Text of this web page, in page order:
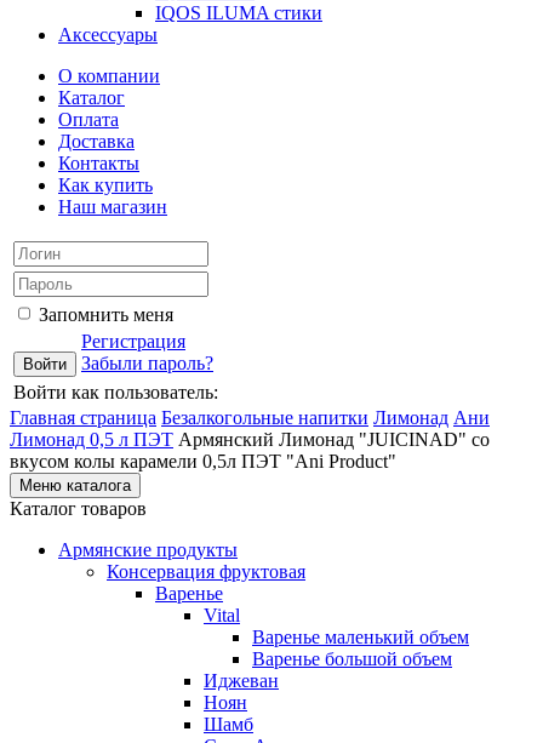
IQOS ILUMA стики
Аксессуары
О компании
Каталог
Оплата
Доставка
Контакты
Как купить
Наш магазин
Запомнить меня
Регистрация
Забыли пароль?
Войти как пользователь:
Главная страница Безалкогольные напитки Лимонад Ани
Лимонад 0,5 л ПЭТ Армянский Лимонад "JUICINAD" со
вкусом колы карамели 0,5л ПЭТ "Ani Product"
Меню каталога
Каталог товаров
Армянские продукты
Консервация фруктовая
Варенье
Vital
Варенье маленький объем
Варенье большой объем
Иджеван
Ноян
Шамб